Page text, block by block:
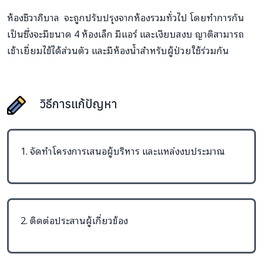
ห้องชีวาภิบาล จะถูกปรับปรุงจากห้องรวมทั่วไป โดยทำการกัน
เป็นซึ่งจะมีขนาด 4 ห้องเล็ก มีแอร์ และเงียบสงบ ญาติสามารถ
เข้าเยี่ยมไข้ได้ส่วนตัว และมีห้องน้ำสำหรับผู้ป่วยใช้ร่วมกัน
วิธีการแก้ปัญหา
1. จัดทำโครงการเสนอผู้บริหาร และแหล่งงบประมาณ
2. ติดต่อประสานผู้เกี่ยวข้อง